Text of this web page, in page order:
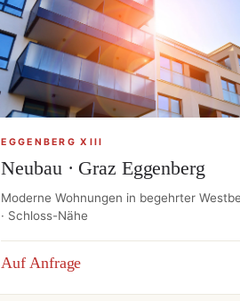
EGGENBERG XIII
Neubau · Graz Eggenberg
Moderne Wohnungen in begehrter
· Schloss-Nähe
Auf Anfrage